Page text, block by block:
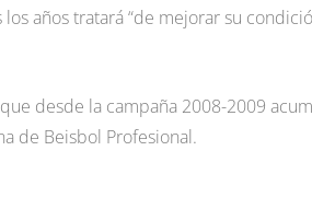
años tratará “de mejorar su
desde la campaña 2008-2009
de Beisbol Profesional.